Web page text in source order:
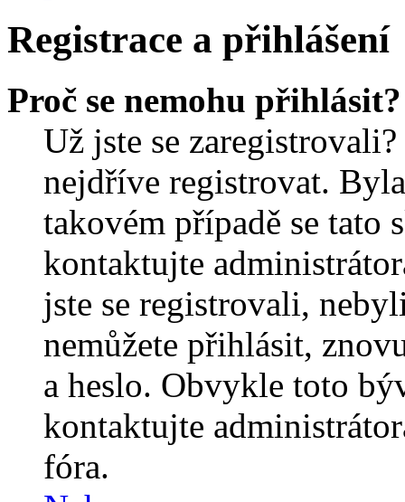
Registrace a přihlášení
Proč se nemohu přihlásit?
Už jste se
nejdříve registrovat.
takovém případě se tato
kontaktujte
jste se registrovali,
nemůžete přihlásit,
a heslo. Obvykle toto
kontaktujte
fóra.